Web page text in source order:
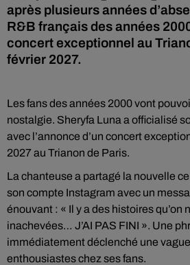
après plusieurs années
R&B français des années
concert exceptionnel au
février 2027.
Les fans des années 2000 vont
nostalgie. Sheryfa Luna a officialisé
avec l’annonce d’un concert
2027 au Trianon de Paris.
La chanteuse a partagé la nouvelle
son compte Instagram avec un
énouvant : « Il y a des histoires qu’on
inachevées… J’AI PAS FINI ». Une
immédiatement déclenché une
enthousiastes chez ses fans.